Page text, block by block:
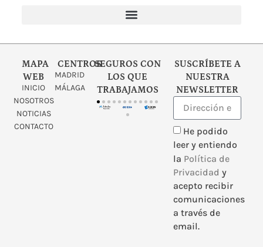
MAPA
WEB
INICIO
NOSOTROS
NOTICIAS
CONTACTO
CENTROS
MADRID
MÁLAGA
SEGUROS CON
LOS QUE
TRABAJAMOS
SUSCRÍBETE A
NUESTRA
NEWSLETTER
He podido
leer y entiendo
la Política de
Privacidad y
acepto recibir
comunicaciones
a través de
email.